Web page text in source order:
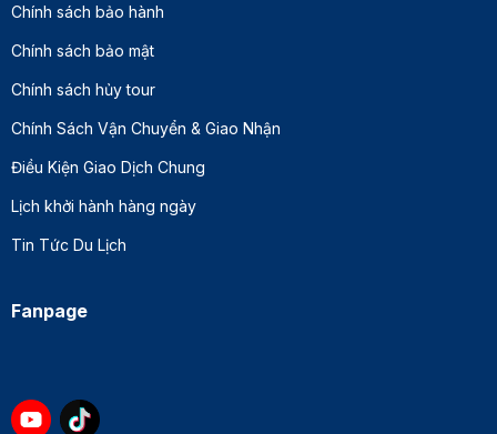
Chính sách bảo hành
Chính sách bảo mật
Chính sách hủy tour
Chính Sách Vận Chuyển & Giao Nhận
Điều Kiện Giao Dịch Chung
Lịch khởi hành hàng ngày
Tin Tức Du Lịch
Fanpage